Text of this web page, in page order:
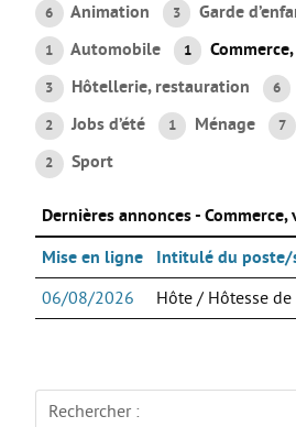
Etre bénévole ou volontaire
Créer mon projet
Créer mon entreprise
EMPLOI
Préparer sa candidature
Chercher un job
Qui peut m’accompagner ?
Les offres
Les stages
6 Animation 3 Garde
1 Automobile 1
3 Hôtellerie, restauration 6
2 Jobs d’été 1 Ménage 7
2 Sport
Dernières annonces - Commerce,
Mise en ligne Intitulé du poste/
06/08/2026 Hôte / Hôtesse de
Rechercher :